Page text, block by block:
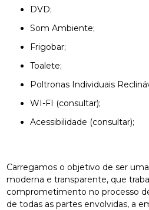
DVD;
Som Ambiente;
Frigobar;
Toalete;
Poltronas Individuais
WI-FI (consultar);
Acessibilidade (consultar);
Carregamos o objetivo de ser
moderna e transparente, que
comprometimento no processo
de todas as partes envolvidas, a